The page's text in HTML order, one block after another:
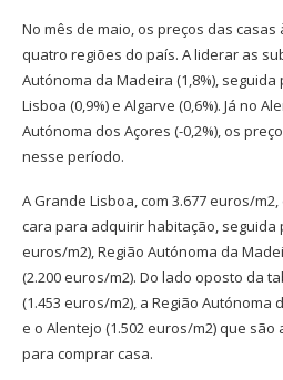
No mês de maio, os preços das
quatro regiões do país. A liderar as
Autónoma da Madeira (1,8%), seguida
Lisboa (0,9%) e Algarve (0,6%). Já no
Autónoma dos Açores (-0,2%), os
nesse período.
A Grande Lisboa, com 3.677 euros/
cara para adquirir habitação, seguida
euros/m2), Região Autónoma da
(2.200 euros/m2). Do lado oposto da
(1.453 euros/m2), a Região Autónoma
e o Alentejo (1.502 euros/m2) que
para comprar casa.